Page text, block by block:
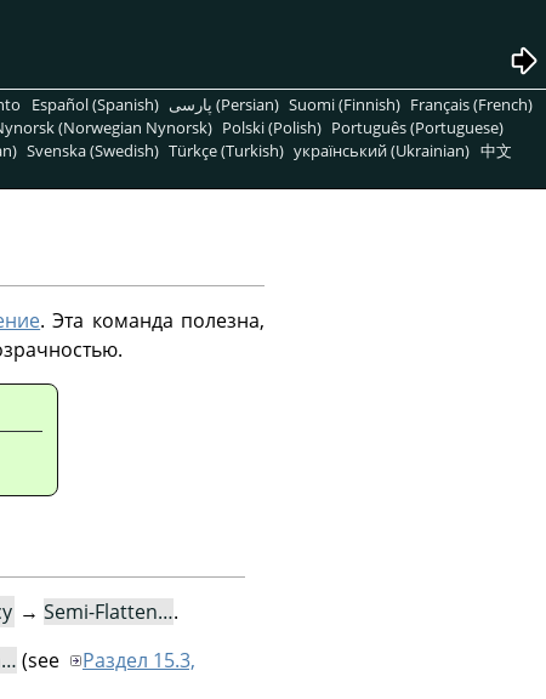
Español (Spanish) پارسی (Persian) Suomi (Finnish) Français (French)
(Norwegian Nynorsk) Polski (Polish) Português (Portuguese)
Svenska (Swedish) Türkçe (Turkish) український (Ukrainian) 中文
. Эта команда полезна,
→ Semi-Flatten….
(see
Раздел 15.3,